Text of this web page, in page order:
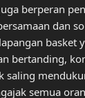
berperan
dan
basket
bertanding,
saling
semua